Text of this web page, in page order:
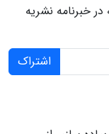
خبرنامه نشریه
اشتراک